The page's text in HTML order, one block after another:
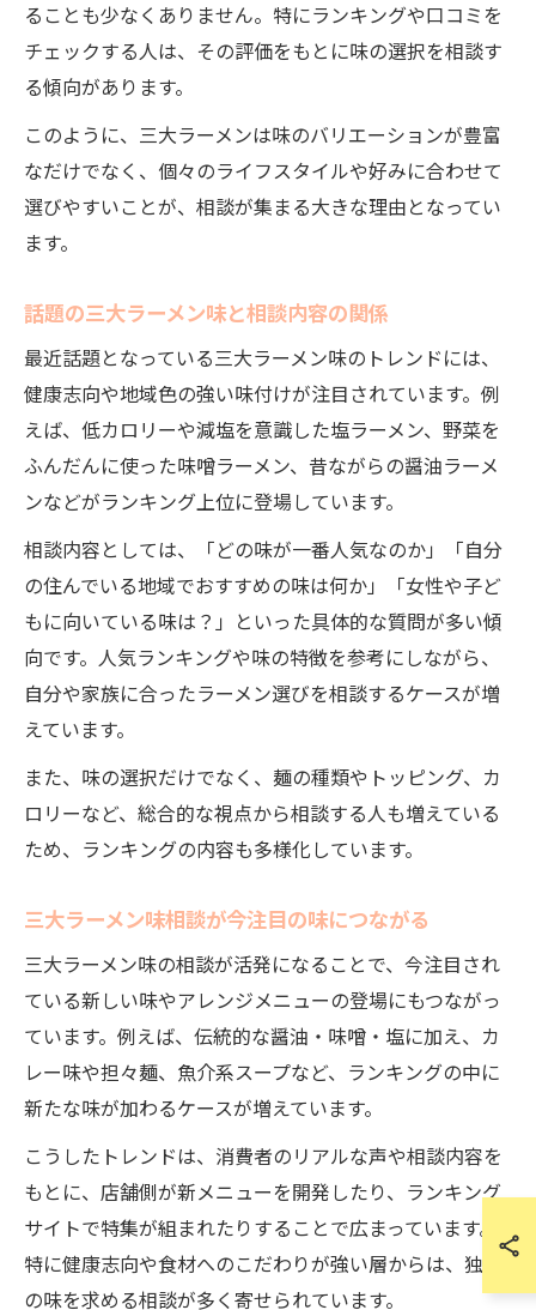
ることも少なくありません。特にランキングや口コミを
チェックする人は、その評価をもとに味の選択を相談す
る傾向があります。
このように、三大ラーメンは味のバリエーションが豊富
なだけでなく、個々のライフスタイルや好みに合わせて
選びやすいことが、相談が集まる大きな理由となってい
ます。
話題の三大ラーメン味と相談内容の関係
最近話題となっている三大ラーメン味のトレンドには、
健康志向や地域色の強い味付けが注目されています。例
えば、低カロリーや減塩を意識した塩ラーメン、野菜を
ふんだんに使った味噌ラーメン、昔ながらの醤油ラーメ
ンなどがランキング上位に登場しています。
相談内容としては、「どの味が一番人気なのか」「自分
の住んでいる地域でおすすめの味は何か」「女性や子ど
もに向いている味は？」といった具体的な質問が多い傾
向です。人気ランキングや味の特徴を参考にしながら、
自分や家族に合ったラーメン選びを相談するケースが増
えています。
また、味の選択だけでなく、麺の種類やトッピング、カ
ロリーなど、総合的な視点から相談する人も増えている
ため、ランキングの内容も多様化しています。
三大ラーメン味相談が今注目の味につながる
三大ラーメン味の相談が活発になることで、今注目され
ている新しい味やアレンジメニューの登場にもつながっ
ています。例えば、伝統的な醤油・味噌・塩に加え、カ
レー味や担々麺、魚介系スープなど、ランキングの中に
新たな味が加わるケースが増えています。
こうしたトレンドは、消費者のリアルな声や相談内容を
もとに、店舗側が新メニューを開発したり、ランキング
サイトで特集が組まれたりすることで広まっています。
特に健康志向や食材へのこだわりが強い層からは、独自
の味を求める相談が多く寄せられています。